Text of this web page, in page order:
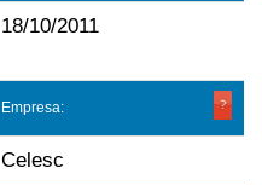
18/10/2011
Empresa:
Celesc